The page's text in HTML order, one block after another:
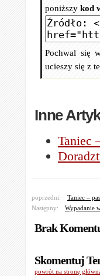
poniższy kod
Pochwal się
ucieszy się z
Inne
Taniec
poprzedni:
Taniec –
Następny:
Wypadanie
Brak
Skomentuj
powrót na stronę